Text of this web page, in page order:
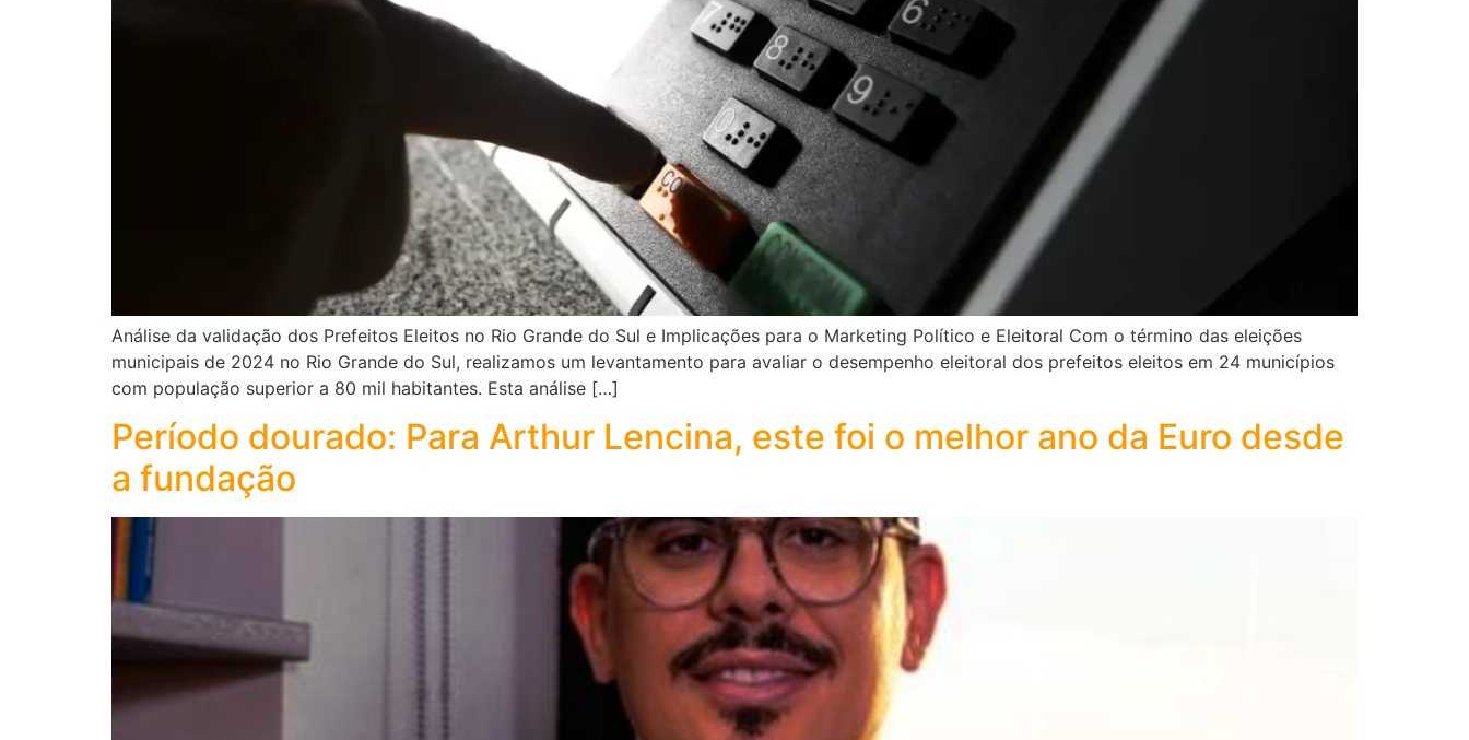
Análise da validação dos Prefeitos Eleitos no Rio Grande do Sul e Implicações para o Marketing Político e Eleitoral Com o término das eleições
municipais de 2024 no Rio Grande do Sul, realizamos um levantamento para avaliar o desempenho eleitoral dos prefeitos eleitos em 24 municípios
com população superior a 80 mil habitantes. Esta análise […]
Período dourado: Para Arthur Lencina, este foi o melhor ano da Euro desde
a fundação